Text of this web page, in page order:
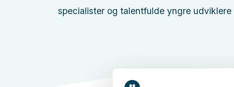
specialister og talentfulde yngre